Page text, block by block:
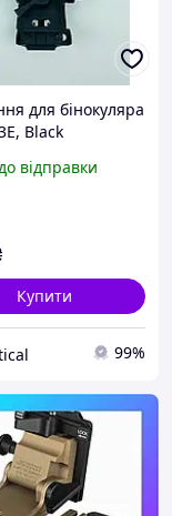
для бінокуляра
Black
відправки
Купити
99%